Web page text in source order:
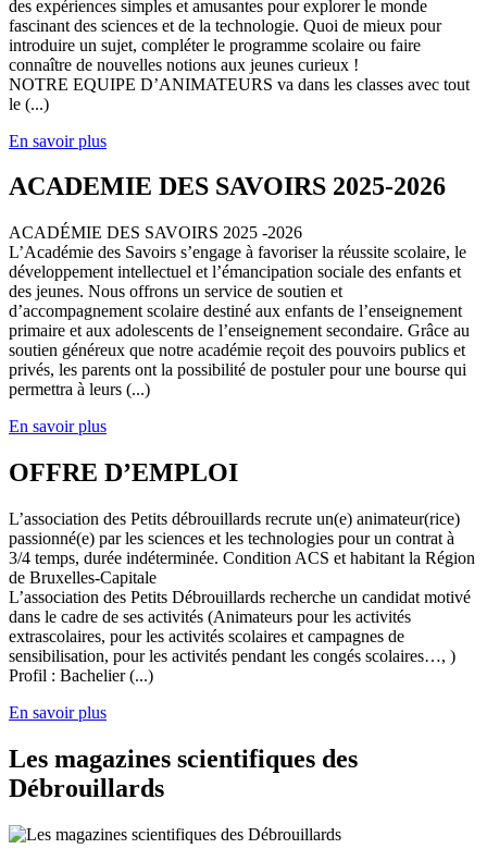
des expériences simples et amusantes pour explorer le monde
fascinant des sciences et de la technologie. Quoi de mieux pour
introduire un sujet, compléter le programme scolaire ou faire
connaître de nouvelles notions aux jeunes curieux !
NOTRE EQUIPE D’ANIMATEURS va dans les classes avec tout
le (...)
En savoir plus
ACADEMIE DES SAVOIRS 2025-2026
ACADÉMIE DES SAVOIRS 2025 -2026
L’Académie des Savoirs s’engage à favoriser la réussite scolaire, le
développement intellectuel et l’émancipation sociale des enfants et
des jeunes. Nous offrons un service de soutien et
d’accompagnement scolaire destiné aux enfants de l’enseignement
primaire et aux adolescents de l’enseignement secondaire. Grâce au
soutien généreux que notre académie reçoit des pouvoirs publics et
privés, les parents ont la possibilité de postuler pour une bourse qui
permettra à leurs (...)
En savoir plus
OFFRE D’EMPLOI
L’association des Petits débrouillards recrute un(e) animateur(rice)
passionné(e) par les sciences et les technologies pour un contrat à
3/4 temps, durée indéterminée. Condition ACS et habitant la Région
de Bruxelles-Capitale
L’association des Petits Débrouillards recherche un candidat motivé
dans le cadre de ses activités (Animateurs pour les activités
extrascolaires, pour les activités scolaires et campagnes de
sensibilisation, pour les activités pendant les congés scolaires…, )
Profil : Bachelier (...)
En savoir plus
Les magazines scientifiques des
Débrouillards